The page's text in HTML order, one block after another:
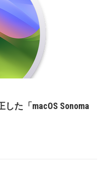
た「macOS Sonoma